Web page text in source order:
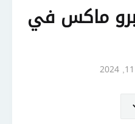
آيفون 16 برو ماكس في